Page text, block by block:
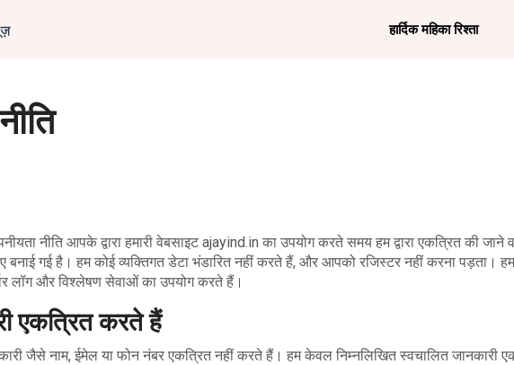
हार्दिक महिका रिश्ता
नीति आपके द्वारा हमारी वेबसाइट ajayind.in का उपयोग करते समय हम द्वारा एकत्रित की जाने
गई है। हम कोई व्यक्तिगत डेटा भंडारित नहीं करते हैं, और आपको रजिस्टर नहीं करना पड़ता।
लॉग और विश्लेषण सेवाओं का उपयोग करते हैं।
एकत्रित करते हैं
जैसे नाम, ईमेल या फोन नंबर एकत्रित नहीं करते हैं। हम केवल निम्नलिखित स्वचालित जानकारी